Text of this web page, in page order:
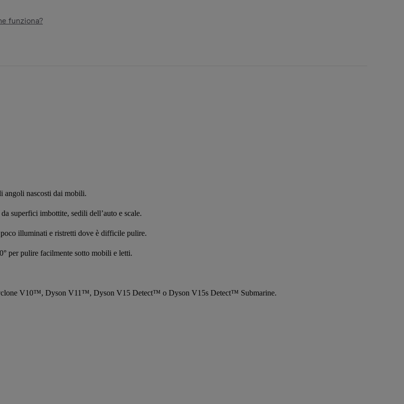
funziona?
angoli nascosti dai mobili.
superfici imbottite, sedili dell’auto e scale.
illuminati e ristretti dove è difficile pulire.
per pulire facilmente sotto mobili e letti.
V10™, Dyson V11™, Dyson V15 Detect™ o Dyson V15s Detect™ Submarine.